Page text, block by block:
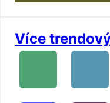
Více